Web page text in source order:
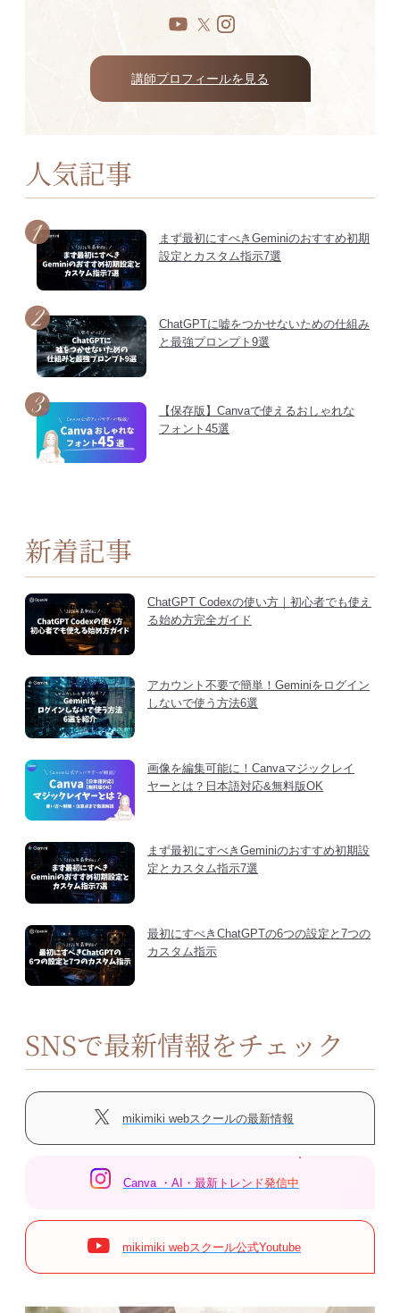
講師プロフィールを見る
人気記事
まず最初にすべきGeminiのおすすめ初期
設定とカスタム指示7選
ChatGPTに嘘をつかせないための仕組み
と最強プロンプト9選
【保存版】Canvaで使えるおしゃれな
フォント45選
新着記事
ChatGPT Codexの使い方｜初心者でも使え
る始め方完全ガイド
アカウント不要で簡単！Geminiをログイン
しないで使う方法6選
画像を編集可能に！Canvaマジックレイ
ヤーとは？日本語対応&無料版OK
まず最初にすべきGeminiのおすすめ初期設
定とカスタム指示7選
最初にすべきChatGPTの6つの設定と7つの
カスタム指示
SNSで最新情報をチェック
mikimiki webスクールの最新情報
Canva ・AI・最新トレンド発信中
mikimiki webスクール公式Youtube